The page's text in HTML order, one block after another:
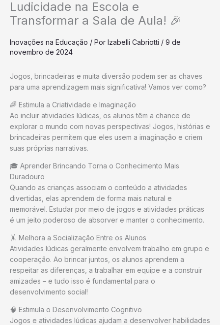
Ludicidade na Escola e
Transformar a Sala de Aula! 🎉
Inovações na Educação / Por Izabelli Cabriotti / 9 de
novembro de 2024
Jogos, brincadeiras e muita diversão podem ser as chaves
para uma aprendizagem mais significativa! Vamos ver como?
🌈 Estimula a Criatividade e Imaginação
Ao incluir atividades lúdicas, os alunos têm a chance de
explorar o mundo com novas perspectivas! Jogos, histórias e
brincadeiras permitem que eles usem a imaginação e criem
suas próprias narrativas.
🎓 Aprender Brincando Torna o Conhecimento Mais
Duradouro
Quando as crianças associam o conteúdo a atividades
divertidas, elas aprendem de forma mais natural e
memorável. Estudar por meio de jogos e atividades práticas
é um jeito poderoso de absorver e manter o conhecimento.
🤸 Melhora a Socialização Entre os Alunos
Atividades lúdicas geralmente envolvem trabalho em grupo e
cooperação. Ao brincar juntos, os alunos aprendem a
respeitar as diferenças, a trabalhar em equipe e a construir
amizades – e tudo isso é fundamental para o
desenvolvimento social!
🧠 Estimula o Desenvolvimento Cognitivo
Jogos e atividades lúdicas ajudam a desenvolver habilidades